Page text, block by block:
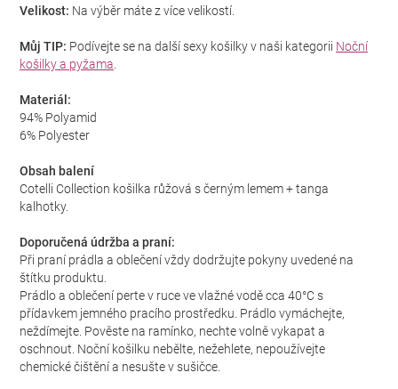
Velikost: Na výběr máte z více velikostí.
Můj TIP: Podívejte se na další sexy košilky v naši kategorii Noční
košilky a pyžama.
Materiál:
94% Polyamid
6% Polyester
Obsah balení
Cotelli Collection košilka růžová s černým lemem + tanga
kalhotky.
Doporučená údržba a praní:
Při praní prádla a oblečení vždy dodržujte pokyny uvedené na
štítku produktu.
Prádlo a oblečení perte v ruce ve vlažné vodě cca 40°C s
přídavkem jemného pracího prostředku. Prádlo vymáchejte,
neždímejte. Pověste na ramínko, nechte volně vykapat a
oschnout. Noční košilku nebělte, nežehlete, nepoužívejte
chemické čištění a nesušte v sušičce.